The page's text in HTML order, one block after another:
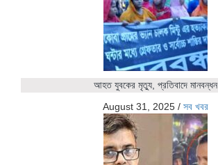
আহত যুবকের মৃত্যু, প্রতিবাদে মানবন্ধন
August 31, 2025 / সব খবর